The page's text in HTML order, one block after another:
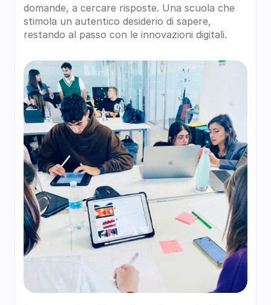
domande, a cercare risposte. Una scuola che
stimola un autentico desiderio di sapere,
restando al passo con le innovazioni digitali.